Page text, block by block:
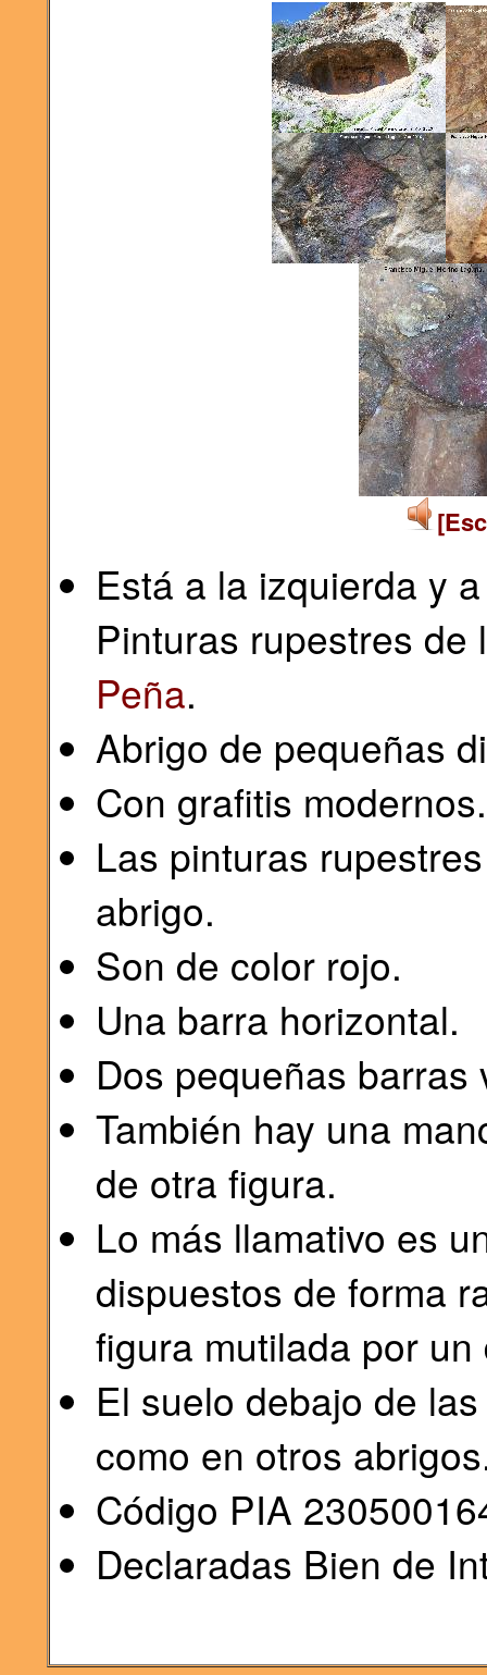
Está a la izquierda y
Pinturas rupestres
Peña.
Abrigo de pequeñas
Con grafitis modernos.
Las pinturas
abrigo.
Son de color rojo.
Una barra horizontal.
Dos pequeñas
También hay una
de otra figura.
Lo más llamativo es
dispuestos de forma
figura mutilada por
El suelo debajo de
como en otros
Código PIA
Declaradas Bien de